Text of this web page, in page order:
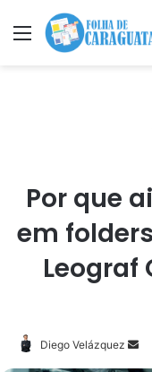
Menu
Por que
em
Leograf
Diego Velázquez